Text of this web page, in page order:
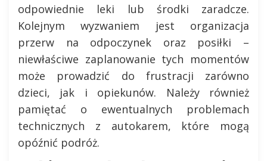
odpowiednie leki lub środki zaradcze.
Kolejnym wyzwaniem jest organizacja
przerw na odpoczynek oraz posiłki –
niewłaściwe zaplanowanie tych momentów
może prowadzić do frustracji zarówno
dzieci, jak i opiekunów. Należy również
pamiętać o ewentualnych problemach
technicznych z autokarem, które mogą
opóźnić podróż.